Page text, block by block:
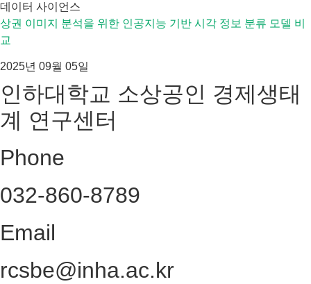
데이터 사이언스
상권 이미지 분석을 위한 인공지능 기반 시각 정보 분류 모델 비
교
2025년 09월 05일
인하대학교 소상공인 경제생태
계 연구센터
Phone
032-860-8789
Email
rcsbe@inha.ac.kr